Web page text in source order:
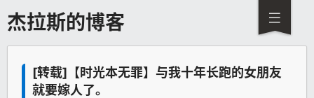
杰拉斯的博客
[转载]【时光本无罪】与我十年长跑的女朋友
就要嫁人了。